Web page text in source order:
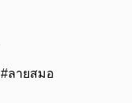
ลายสมอ